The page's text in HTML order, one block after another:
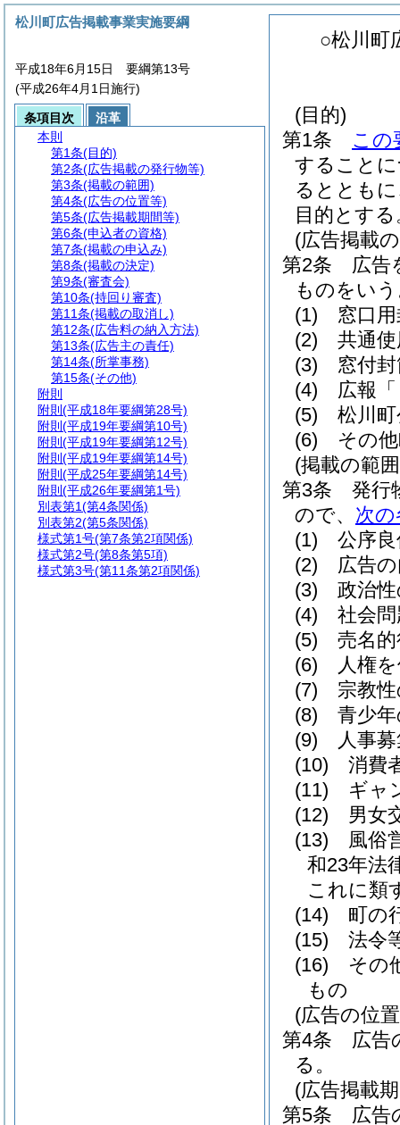
○松川町
(目的)
第1条
この
すること
るととも
目的とする
(広告掲載
第2条
広告
ものをい
(1)
窓口
(2)
共通
(3)
窓付
(4)
広報
(5)
松川
(6)
その
(掲載の範
第3条
発行
ので、 次
(1)
公序
(2)
広告
(3)
政治
(4)
社会
(5)
売名
(6)
人権
(7)
宗教
(8)
青少
(9)
人事
(10)
消費
(11)
ギャ
(12)
男女
(13)
風俗
和23年法
これに類
(14)
町の
(15)
法令
(16)
その
もの
(広告の位
第4条
広告
る。
(広告掲載
第5条
広告
松川町広告掲載事業実施要綱
平成18年6月15日 要綱第13号
(平成26年4月1日施行)
条項目次
沿革
本則
第1条(目的)
第2条(広告掲載の発行物等)
第3条(掲載の範囲)
第4条(広告の位置等)
第5条(広告掲載期間等)
第6条(申込者の資格)
第7条(掲載の申込み)
第8条(掲載の決定)
第9条(審査会)
第10条(持回り審査)
第11条(掲載の取消し)
第12条(広告料の納入方法)
第13条(広告主の責任)
第14条(所掌事務)
第15条(その他)
附則
附則 (平成18年要綱第28号)
附則 (平成19年要綱第10号)
附則 (平成19年要綱第12号)
附則 (平成19年要綱第14号)
附則 (平成25年要綱第14号)
附則 (平成26年要綱第1号)
別表第1(第4条関係)
別表第2(第5条関係)
様式第1号(第7条第2項関係)
様式第2号(第8条第5項)
様式第3号(第11条第2項関係)